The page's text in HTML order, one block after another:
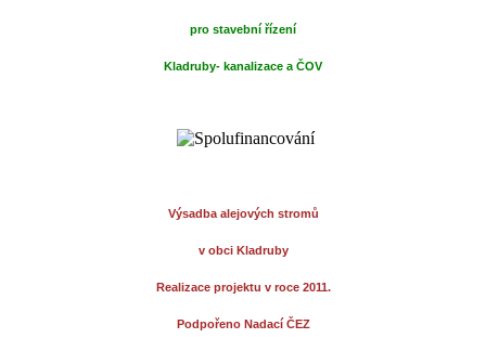
pro stavební řízení
Kladruby- kanalizace a ČOV
Výsadba alejových stromů
v obci Kladruby
Realizace projektu v roce 2011.
Podpořeno Nadací ČEZ